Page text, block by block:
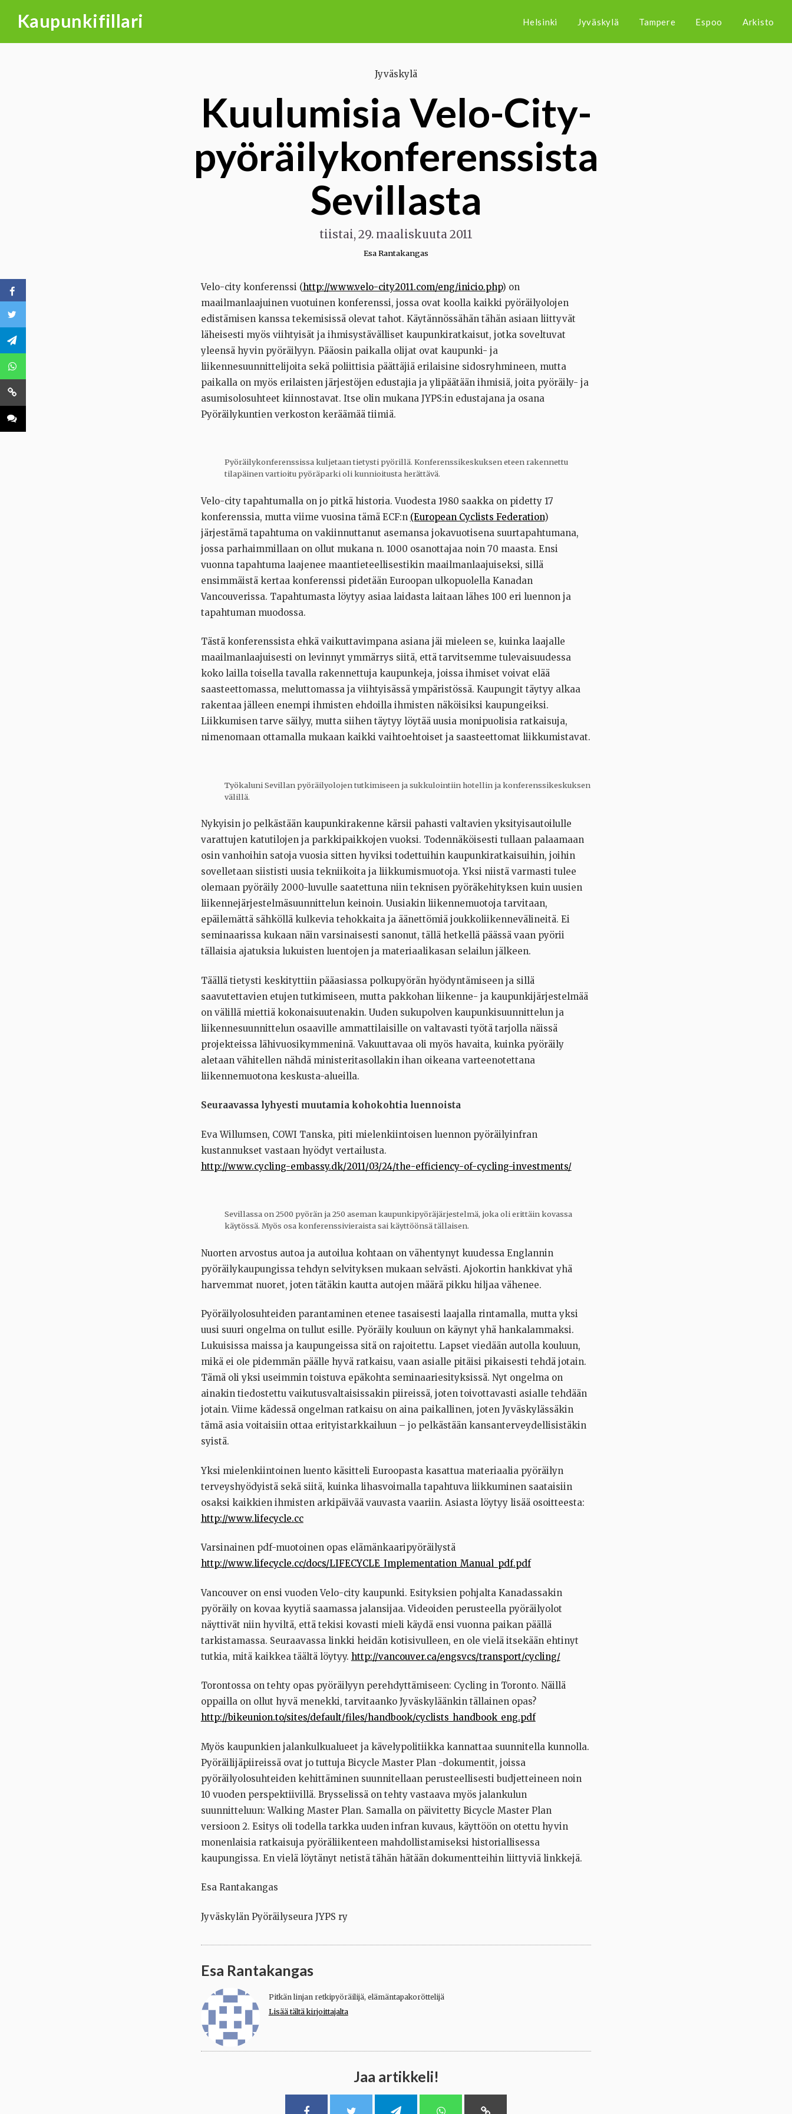
Kaupunkifillari Helsinki Jyväskylä Tampere Espoo Arkisto
Jyväskylä
Kuulumisia Velo-City-
pyöräilykonferenssista
Sevillasta
tiistai, 29. maaliskuuta 2011
Esa Rantakangas
Velo-city konferenssi (http://www.velo-city2011.com/eng/inicio.php) on
maailmanlaajuinen vuotuinen konferenssi, jossa ovat koolla kaikki pyöräilyolojen
edistämisen kanssa tekemisissä olevat tahot. Käytännössähän tähän asiaan liittyvät
läheisesti myös viihtyisät ja ihmisystävälliset kaupunkiratkaisut, jotka soveltuvat
yleensä hyvin pyöräilyyn. Pääosin paikalla olijat ovat kaupunki- ja
liikennesuunnittelijoita sekä poliittisia päättäjiä erilaisine sidosryhmineen, mutta
paikalla on myös erilaisten järjestöjen edustajia ja ylipäätään ihmisiä, joita pyöräily- ja
asumisolosuhteet kiinnostavat. Itse olin mukana JYPS:in edustajana ja osana
Pyöräilykuntien verkoston keräämää tiimiä.
Pyöräilykonferenssissa kuljetaan tietysti pyörillä. Konferenssikeskuksen eteen rakennettu
tilapäinen vartioitu pyöräparki oli kunnioitusta herättävä.
Velo-city tapahtumalla on jo pitkä historia. Vuodesta 1980 saakka on pidetty 17
konferenssia, mutta viime vuosina tämä ECF:n (European Cyclists Federation)
järjestämä tapahtuma on vakiinnuttanut asemansa jokavuotisena suurtapahtumana,
jossa parhaimmillaan on ollut mukana n. 1000 osanottajaa noin 70 maasta. Ensi
vuonna tapahtuma laajenee maantieteellisestikin maailmanlaajuiseksi, sillä
ensimmäistä kertaa konferenssi pidetään Euroopan ulkopuolella Kanadan
Vancouverissa. Tapahtumasta löytyy asiaa laidasta laitaan lähes 100 eri luennon ja
tapahtuman muodossa.
Tästä konferenssista ehkä vaikuttavimpana asiana jäi mieleen se, kuinka laajalle
maailmanlaajuisesti on levinnyt ymmärrys siitä, että tarvitsemme tulevaisuudessa
koko lailla toisella tavalla rakennettuja kaupunkeja, joissa ihmiset voivat elää
saasteettomassa, meluttomassa ja viihtyisässä ympäristössä. Kaupungit täytyy alkaa
rakentaa jälleen enempi ihmisten ehdoilla ihmisten näköisiksi kaupungeiksi.
Liikkumisen tarve säilyy, mutta siihen täytyy löytää uusia monipuolisia ratkaisuja,
nimenomaan ottamalla mukaan kaikki vaihtoehtoiset ja saasteettomat liikkumistavat.
Työkaluni Sevillan pyöräilyolojen tutkimiseen ja sukkulointiin hotellin ja konferenssikeskuksen
välillä.
Nykyisin jo pelkästään kaupunkirakenne kärsii pahasti valtavien yksityisautoilulle
varattujen katutilojen ja parkkipaikkojen vuoksi. Todennäköisesti tullaan palaamaan
osin vanhoihin satoja vuosia sitten hyviksi todettuihin kaupunkiratkaisuihin, joihin
sovelletaan siististi uusia tekniikoita ja liikkumismuotoja. Yksi niistä varmasti tulee
olemaan pyöräily 2000-luvulle saatettuna niin teknisen pyöräkehityksen kuin uusien
liikennejärjestelmäsuunnittelun keinoin. Uusiakin liikennemuotoja tarvitaan,
epäilemättä sähköllä kulkevia tehokkaita ja äänettömiä joukkoliikennevälineitä. Ei
seminaarissa kukaan näin varsinaisesti sanonut, tällä hetkellä päässä vaan pyörii
tällaisia ajatuksia lukuisten luentojen ja materiaalikasan selailun jälkeen.
Täällä tietysti keskityttiin pääasiassa polkupyörän hyödyntämiseen ja sillä
saavutettavien etujen tutkimiseen, mutta pakkohan liikenne- ja kaupunkijärjestelmää
on välillä miettiä kokonaisuutenakin. Uuden sukupolven kaupunkisuunnittelun ja
liikennesuunnittelun osaaville ammattilaisille on valtavasti työtä tarjolla näissä
projekteissa lähivuosikymmeninä. Vakuuttavaa oli myös havaita, kuinka pyöräily
aletaan vähitellen nähdä ministeritasollakin ihan oikeana varteenotettana
liikennemuotona keskusta-alueilla.
Seuraavassa lyhyesti muutamia kohokohtia luennoista
Eva Willumsen, COWI Tanska, piti mielenkiintoisen luennon pyöräilyinfran
kustannukset vastaan hyödyt vertailusta.
http://www.cycling-embassy.dk/2011/03/24/the-efficiency-of-cycling-investments/
Sevillassa on 2500 pyörän ja 250 aseman kaupunkipyöräjärjestelmä, joka oli erittäin kovassa
käytössä. Myös osa konferenssivieraista sai käyttöönsä tällaisen.
Nuorten arvostus autoa ja autoilua kohtaan on vähentynyt kuudessa Englannin
pyöräilykaupungissa tehdyn selvityksen mukaan selvästi. Ajokortin hankkivat yhä
harvemmat nuoret, joten tätäkin kautta autojen määrä pikku hiljaa vähenee.
Pyöräilyolosuhteiden parantaminen etenee tasaisesti laajalla rintamalla, mutta yksi
uusi suuri ongelma on tullut esille. Pyöräily kouluun on käynyt yhä hankalammaksi.
Lukuisissa maissa ja kaupungeissa sitä on rajoitettu. Lapset viedään autolla kouluun,
mikä ei ole pidemmän päälle hyvä ratkaisu, vaan asialle pitäisi pikaisesti tehdä jotain.
Tämä oli yksi useimmin toistuva epäkohta seminaariesityksissä. Nyt ongelma on
ainakin tiedostettu vaikutusvaltaisissakin piireissä, joten toivottavasti asialle tehdään
jotain. Viime kädessä ongelman ratkaisu on aina paikallinen, joten Jyväskylässäkin
tämä asia voitaisiin ottaa erityistarkkailuun – jo pelkästään kansanterveydellisistäkin
syistä.
Yksi mielenkiintoinen luento käsitteli Euroopasta kasattua materiaalia pyöräilyn
terveyshyödyistä sekä siitä, kuinka lihasvoimalla tapahtuva liikkuminen saataisiin
osaksi kaikkien ihmisten arkipäivää vauvasta vaariin. Asiasta löytyy lisää osoitteesta:
http://www.lifecycle.cc
Varsinainen pdf-muotoinen opas elämänkaaripyöräilystä
http://www.lifecycle.cc/docs/LIFECYCLE_Implementation_Manual_pdf.pdf
Vancouver on ensi vuoden Velo-city kaupunki. Esityksien pohjalta Kanadassakin
pyöräily on kovaa kyytiä saamassa jalansijaa. Videoiden perusteella pyöräilyolot
näyttivät niin hyviltä, että tekisi kovasti mieli käydä ensi vuonna paikan päällä
tarkistamassa. Seuraavassa linkki heidän kotisivulleen, en ole vielä itsekään ehtinyt
tutkia, mitä kaikkea täältä löytyy. http://vancouver.ca/engsvcs/transport/cycling/
Torontossa on tehty opas pyöräilyyn perehdyttämiseen: Cycling in Toronto. Näillä
oppailla on ollut hyvä menekki, tarvitaanko Jyväskyläänkin tällainen opas?
http://bikeunion.to/sites/default/files/handbook/cyclists_handbook_eng.pdf
Myös kaupunkien jalankulkualueet ja kävelypolitiikka kannattaa suunnitella kunnolla.
Pyöräilijäpiireissä ovat jo tuttuja Bicycle Master Plan -dokumentit, joissa
pyöräilyolosuhteiden kehittäminen suunnitellaan perusteellisesti budjetteineen noin
10 vuoden perspektiivillä. Brysselissä on tehty vastaava myös jalankulun
suunnitteluun: Walking Master Plan. Samalla on päivitetty Bicycle Master Plan
versioon 2. Esitys oli todella tarkka uuden infran kuvaus, käyttöön on otettu hyvin
monenlaisia ratkaisuja pyöräliikenteen mahdollistamiseksi historiallisessa
kaupungissa. En vielä löytänyt netistä tähän hätään dokumentteihin liittyviä linkkejä.
Esa Rantakangas
Jyväskylän Pyöräilyseura JYPS ry
Esa Rantakangas
Pitkän linjan retkipyöräilijä, elämäntapakoröttelijä
Lisää tältä kirjoittajalta
Jaa artikkeli!